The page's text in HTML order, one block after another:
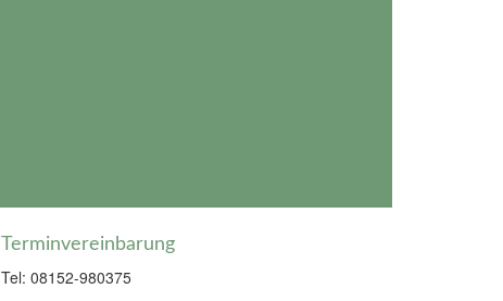
Terminvereinbarung
Tel: 08152-980375